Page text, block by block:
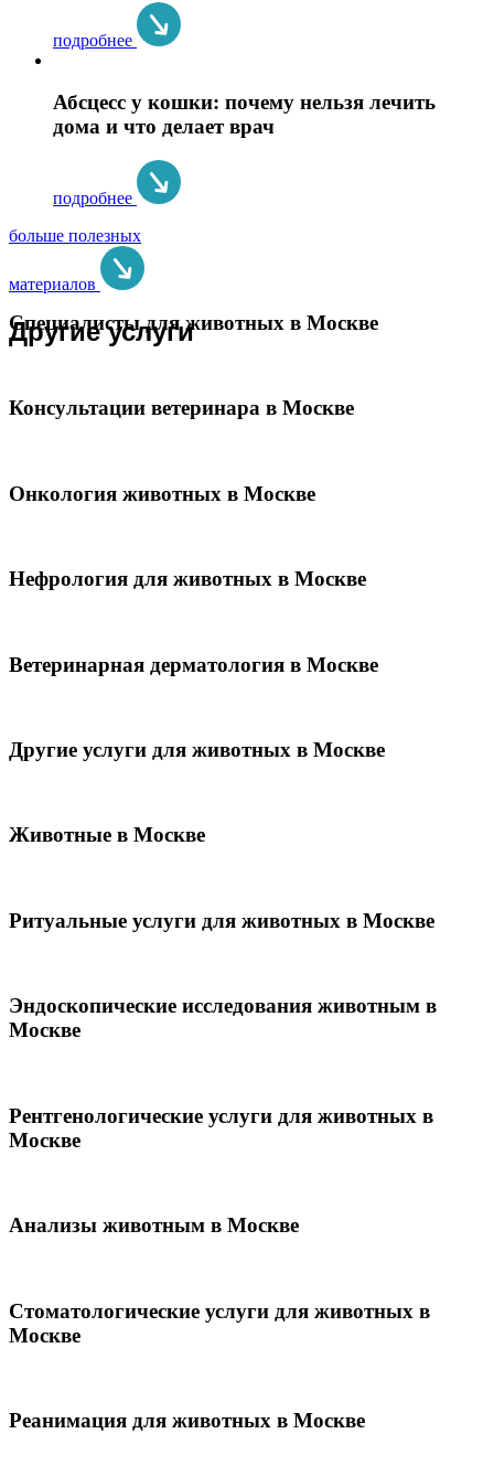
подробнее
Абсцесс у кошки: почему нельзя лечить
дома и что делает врач
подробнее
больше полезных
материалов
Другие услуги
Специалисты для животных в Москве
Консультации ветеринара в Москве
Онкология животных в Москве
Нефрология для животных в Москве
Ветеринарная дерматология в Москве
Другие услуги для животных в Москве
Животные в Москве
Ритуальные услуги для животных в Москве
Эндоскопические исследования животным в
Москве
Рентгенологические услуги для животных в
Москве
Анализы животным в Москве
Стоматологические услуги для животных в
Москве
Реанимация для животных в Москве